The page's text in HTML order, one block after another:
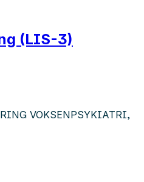
(LIS-3)
VOKSENPSYKIATRI,